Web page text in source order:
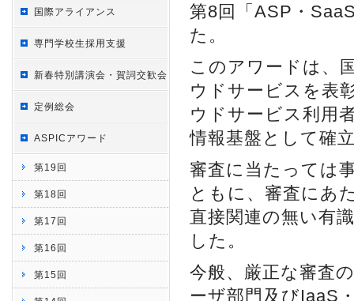
国際アライアンス
専門学校生採用支援
新春特別講演会・賀詞交歓会
定例総会
ASPICアワード
第19回
第18回
第17回
第16回
第15回
第8回「ASP・
た。
このアワードは、
ウドサービスを表
ウドサービス利用
情報基盤として確
審査に当たっては
ともに、審査にあ
直接関連の無い有
した。
今般、厳正な審査
ーザ部門及びIaaS